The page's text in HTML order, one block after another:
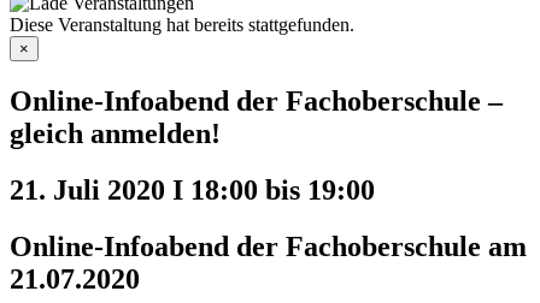
Diese Veranstaltung hat bereits stattgefunden.
×
Online-Infoabend der Fachoberschule –
gleich anmelden!
21. Juli 2020 I 18:00 bis 19:00
Online-Infoabend der Fachoberschule am
21.07.2020